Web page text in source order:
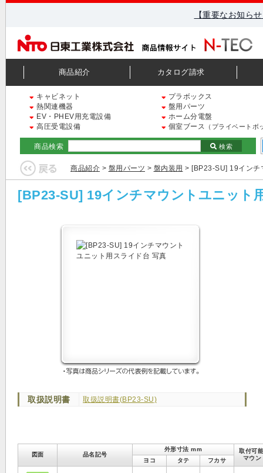
【重要なお知ら
商品紹介 カタログ請求
キャビネット
プラボックス
熱関連機器
盤用パーツ
EV・PHEV用充電設備
ホーム分電盤
高圧受電設備
個室ブース （プライベートボ
商品検索 検索
商品紹介 > 盤用パーツ > 盤内装用 > [BP23-SU] 19インチ
[BP23-SU] 19インチマウントユニット
取扱説明書 取扱説明書(BP23-SU)
図面 品名記号
外形寸法 mm
取付可
マウン
ヨコ タテ フカサ